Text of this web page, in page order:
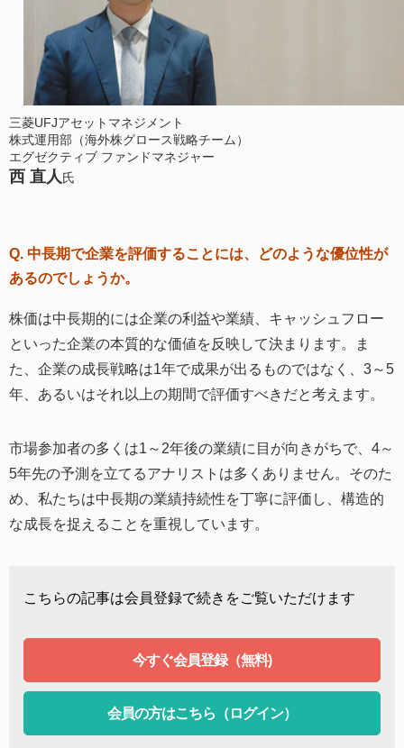
三菱UFJアセットマネジメント
株式運用部（海外株グロース戦略チーム）
エグゼクティブ ファンドマネジャー
西 直人氏
Q. 中長期で企業を評価することには、どのような優位性が
あるのでしょうか。
株価は中長期的には企業の利益や業績、キャッシュフロー
といった企業の本質的な価値を反映して決まります。ま
た、企業の成長戦略は1年で成果が出るものではなく、3～5
年、あるいはそれ以上の期間で評価すべきだと考えます。
市場参加者の多くは1～2年後の業績に目が向きがちで、4～
5年先の予測を立てるアナリストは多くありません。そのた
め、私たちは中長期の業績持続性を丁寧に評価し、構造的
な成長を捉えることを重視しています。
こちらの記事は会員登録で続きをご覧いただけます
今すぐ会員登録（無料)
会員の方はこちら（ログイン）